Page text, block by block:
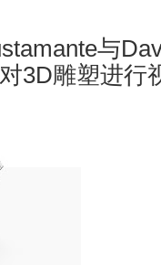
与
对3D雕塑进